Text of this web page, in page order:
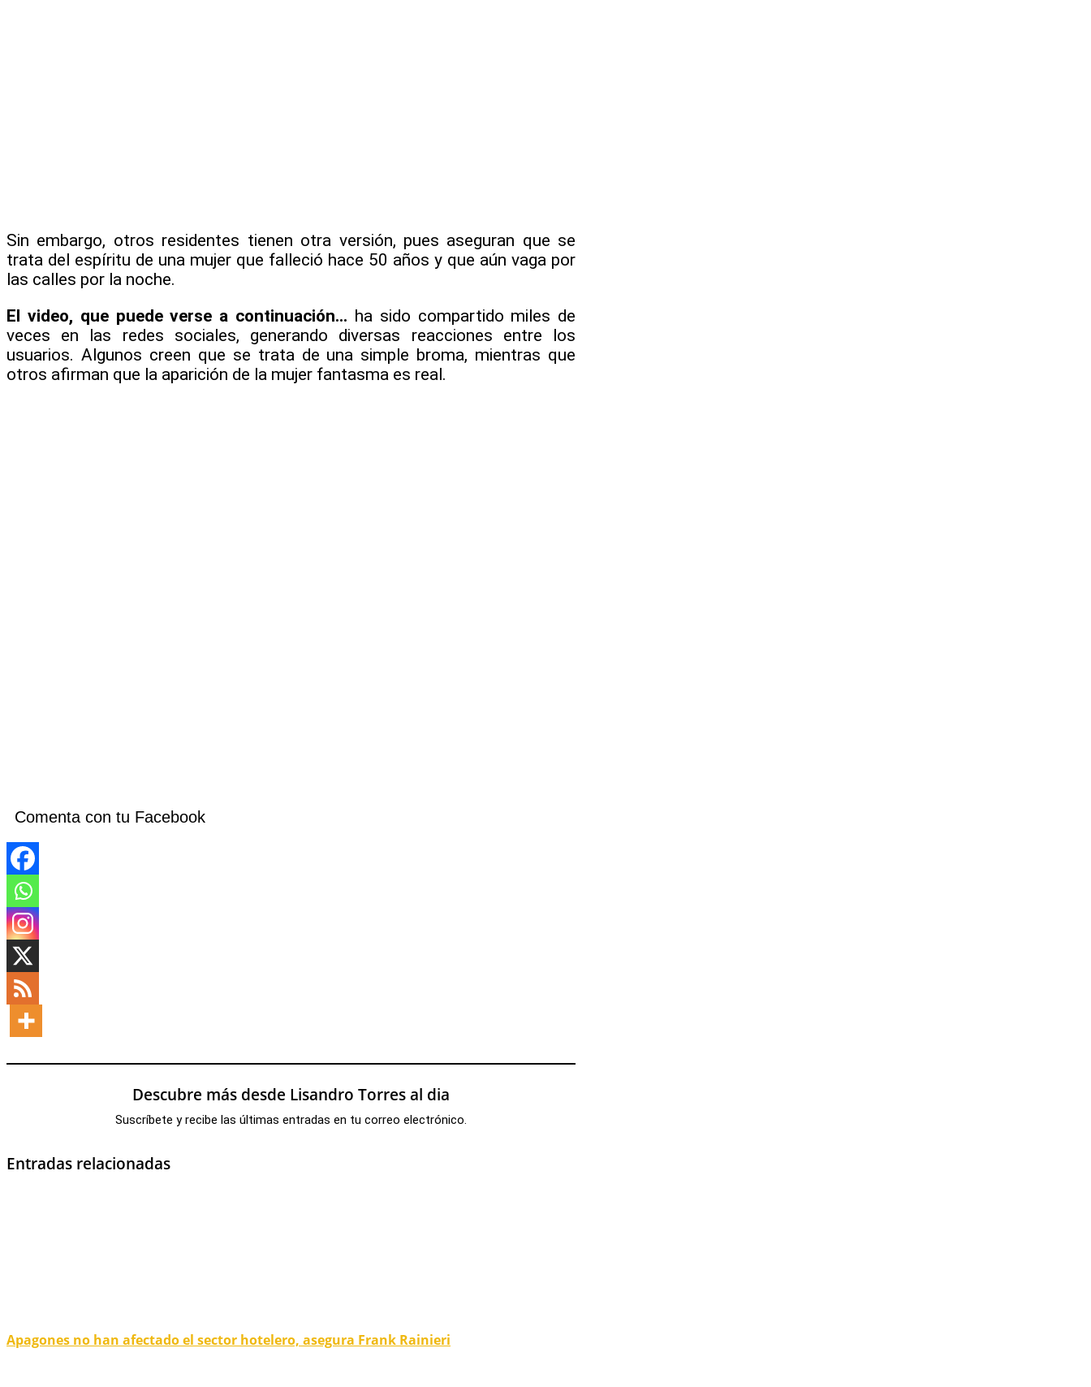
Sin embargo, otros residentes tienen otra versión, pues aseguran que se
trata del espíritu de una mujer que falleció hace 50 años y que aún vaga por
las calles por la noche.
El video, que puede verse a continuación… ha sido compartido miles de
veces en las redes sociales, generando diversas reacciones entre los
usuarios. Algunos creen que se trata de una simple broma, mientras que
otros afirman que la aparición de la mujer fantasma es real.
Comenta con tu Facebook
Descubre más desde Lisandro Torres al dia
Suscríbete y recibe las últimas entradas en tu correo electrónico.
Entradas relacionadas
Apagones no han afectado el sector hotelero, asegura Frank Rainieri